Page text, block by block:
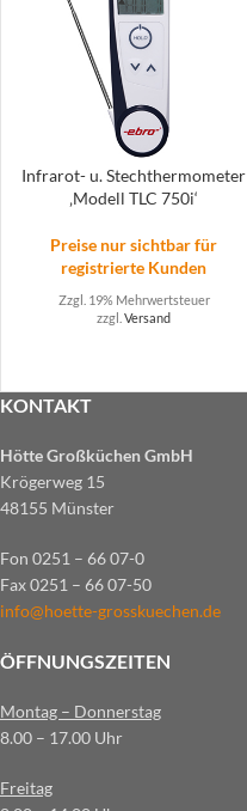
Infrarot- u. Stechthermometer
‚Modell TLC 750i‘
Preise nur sichtbar für
registrierte Kunden
Zzgl. 19% Mehrwertsteuer
zzgl.Versand
KONTAKT
Hötte Großküchen GmbH
Krögerweg 15
48155 Münster
Fon 0251 – 66 07-0
Fax 0251 – 66 07-50
info@hoette-grosskuechen.de
ÖFFNUNGSZEITEN
Montag – Donnerstag
8.00 – 17.00 Uhr
Freitag